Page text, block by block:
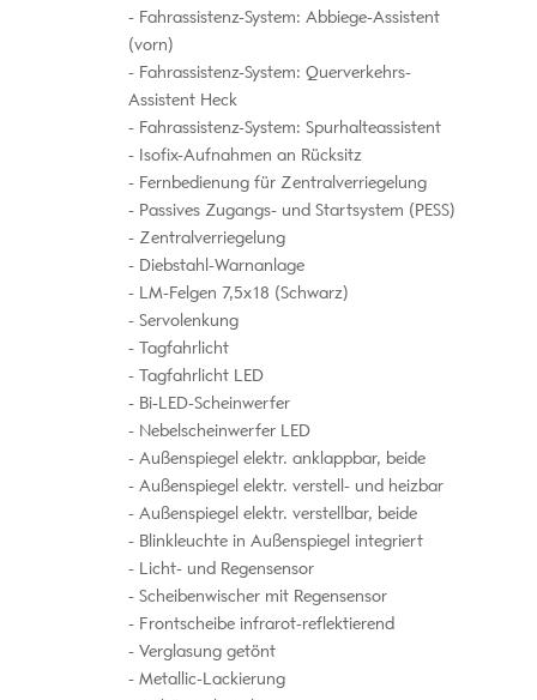
Fahrassistenz-System: Abbiege-Assistent
(vorn)
Fahrassistenz-System: Querverkehrs-
Assistent Heck
Fahrassistenz-System: Spurhalteassistent
Isofix-Aufnahmen an Rücksitz
Fernbedienung für Zentralverriegelung
Passives Zugangs- und Startsystem (PESS)
Zentralverriegelung
Diebstahl-Warnanlage
LM-Felgen 7,5x18 (Schwarz)
Servolenkung
Tagfahrlicht
Tagfahrlicht LED
Bi-LED-Scheinwerfer
Nebelscheinwerfer LED
Außenspiegel elektr. anklappbar, beide
Außenspiegel elektr. verstell- und heizbar
Außenspiegel elektr. verstellbar, beide
Blinkleuchte in Außenspiegel integriert
Licht- und Regensensor
Scheibenwischer mit Regensensor
Frontscheibe infrarot-reflektierend
Verglasung getönt
Metallic-Lackierung